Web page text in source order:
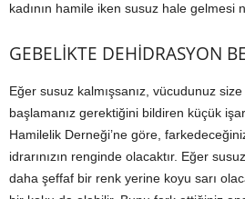
kadının hamile iken susuz hale gelmesi
GEBELİKTE DEHİDRASYON
Eğer susuz kalmışsanız, vücudunuz
başlamanız gerektiğini bildiren küçük
Hamilelik Derneği’ne göre,
idrarınızın renginde olacaktır. Eğer
daha şeffaf bir renk yerine koyu sarı